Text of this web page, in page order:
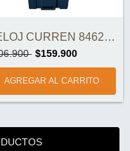
RELOJ CURREN 8462-4 ORIGINAL
$159.900